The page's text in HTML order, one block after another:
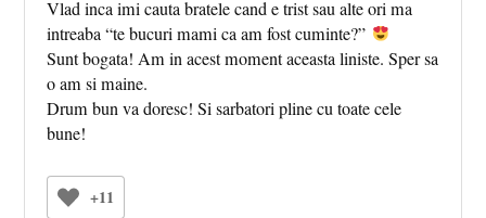
Vlad inca imi cauta bratele cand e trist sau alte ori ma
intreaba “te bucuri mami ca am fost cuminte?”
Sunt bogata! Am in acest moment aceasta liniste. Sper sa
o am si maine.
Drum bun va doresc! Si sarbatori pline cu toate cele
bune!
+11